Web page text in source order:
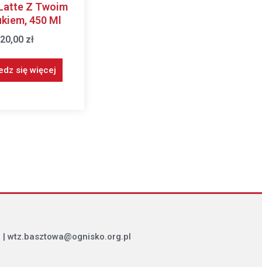
Z Twoim
450 Ml
20,00 zł
się więcej
wtz.basztowa@ognisko.org.pl